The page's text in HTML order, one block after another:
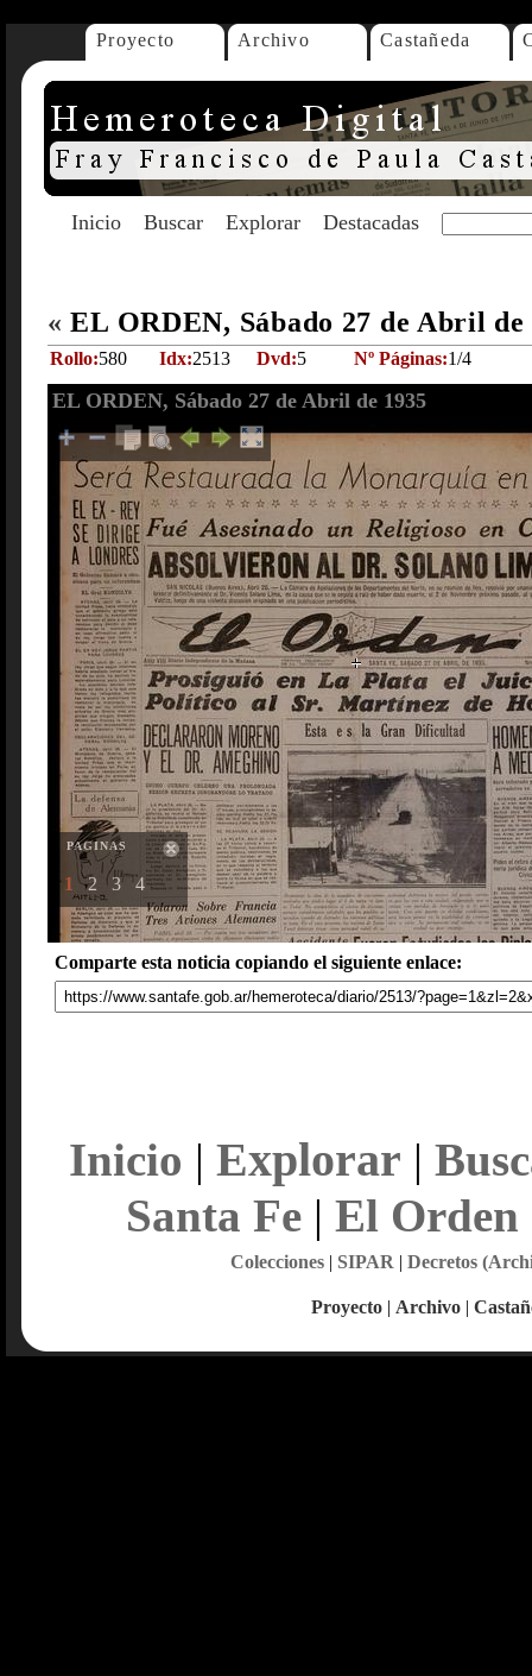
Proyecto Archivo Castañeda
Inicio Buscar Explorar Destacadas
« EL ORDEN, Sábado 27 de Abril
Rollo:580 Idx:2513 Dvd:5 Nº Páginas:1/4
EL ORDEN, Sábado 27 de Abril de 1935
PAGINAS
1 2 3 4
Comparte esta noticia copiando el siguiente enlace:
Inicio | Explorar |
Santa Fe| El Orden
Colecciones| SIPAR | Decretos
Proyecto | Archivo |